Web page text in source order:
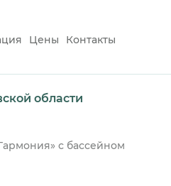
Цены Контакты
области
с бассейном